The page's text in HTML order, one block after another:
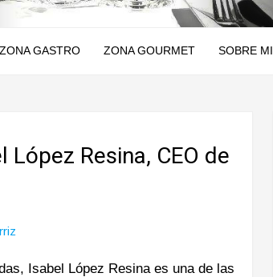
ZONA GASTRO ZONA GOURMET SOBRE MI
Resina, CEO de
Isabel López Resina es una de las